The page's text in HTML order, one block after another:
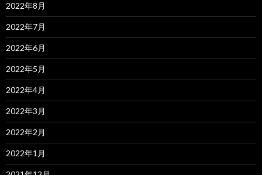
2022年8月
2022年7月
2022年6月
2022年5月
2022年4月
2022年3月
2022年2月
2022年1月